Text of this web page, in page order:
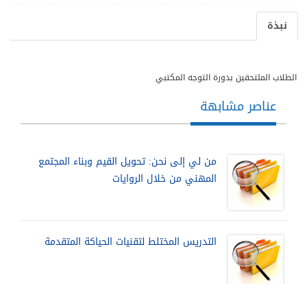
نبذة
الطلاب الملتحقين بدورة التوجه المكتبي
عناصر مشابهة
من لي إلى نحن: تحويل القيم وبناء المجتمع
المهني من خلال الروايات
التدريس المختلط لتقنيات الحياكة المتقدمة